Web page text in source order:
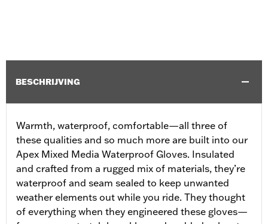
BESCHRIJVING
Warmth, waterproof, comfortable—all three of
these qualities and so much more are built into our
Apex Mixed Media Waterproof Gloves. Insulated
and crafted from a rugged mix of materials, they’re
waterproof and seam sealed to keep unwanted
weather elements out while you ride. They thought
of everything when they engineered these gloves—